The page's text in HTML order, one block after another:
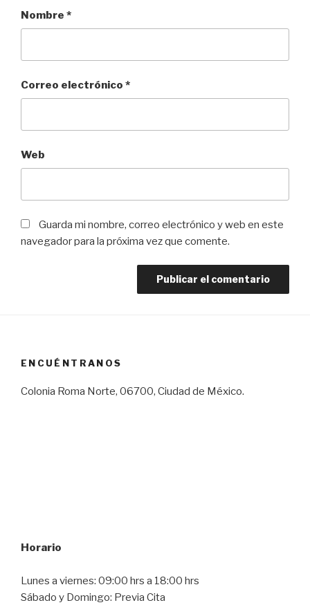
Nombre *
Correo electrónico *
Web
Guarda mi nombre, correo electrónico y web en este
navegador para la próxima vez que comente.
ENCUÉNTRANOS
Colonia Roma Norte, 06700, Ciudad de México.
Horario
Lunes a viernes: 09:00 hrs a 18:00 hrs
Sábado y Domingo: Previa Cita